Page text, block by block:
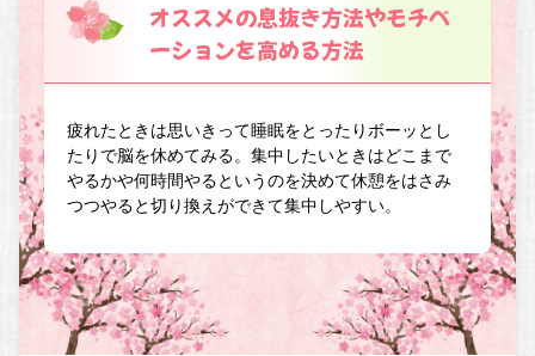
オススメの息抜き方法やモチベ
ーションを高める方法
疲れたときは思いきって睡眠をとったりボーッとし
たりで脳を休めてみる。集中したいときはどこまで
やるかや何時間やるというのを決めて休憩をはさみ
つつやると切り換えができて集中しやすい。